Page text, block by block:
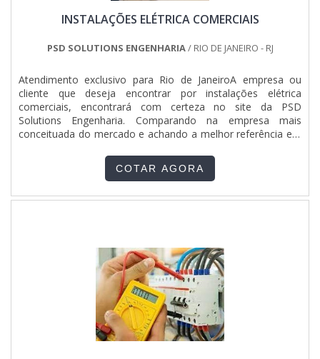
grande valia para saber a procedência e seriedade da
a ETHANN Elétrica e Automação é altamente qualificada
automação industrial e movimentação de carga. Aqui o
objetivo é garantir tudo que há de mais atual para garantir a
qualidade final para cada cliente. Conta com especialistas
dedicados que esperam seu contato para melhor
atender.EFICIÊNCIA E QUALIDADE COMPROVADASNa
ETHANN Elétrica e Automação as melhores opções sempre
estão à disposição quando se procura soluções para
instalações elétricas, automação industrial e movimentação
de carga. A empresa oferece opções como pontes e
manutenção elétrica predial e industrial com ótima qualidade
empresa que tem se destacado da concorrência por toda
seriedade e qualidade, o que garante a melhor experiência
para parceiros novos e antigos..
INSTALAÇÕES ELÉTRICA COMERCIAIS
PSD SOLUTIONS ENGENHARIA/ RIO DE JANEIRO - RJ
Atendimento exclusivo para Rio de JaneiroA empresa ou
cliente que deseja encontrar por instalações elétrica
comerciais, encontrará com certeza no site da PSD
Solutions Engenharia. Comparando na empresa mais
conceituada do mercado e achando a melhor referência em
com os profissionais especializados da PSD Solutions
Engenharia irá encontrar excelente custo-benefício com
em energia elétrica.MAIS SOBRE INSTALAÇÕES ELÉTRICA
de última geração, tudo isso para que se tenha instalações
elétrica comerciais com precisão.Há muitas maneiras
eficientes de uma empresa demonstrar competência,
excelência e destaque em sua área de atuação. A PSD
Solutions Engenharia se mostra referência por ter: Soluções
eficazes para instalação, manutenção e modernização
elétrica industrial e comercial; Integração de eficiência
COTAR AGORA